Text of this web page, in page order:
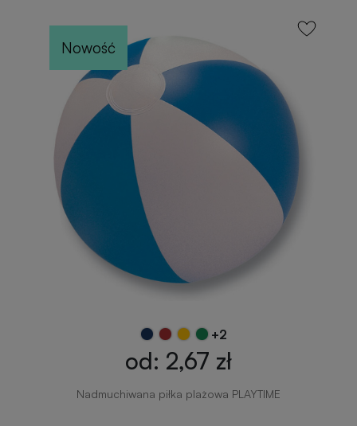
Nowość
+2
od: 2,67 zł
Nadmuchiwana piłka plażowa PLAYTIME